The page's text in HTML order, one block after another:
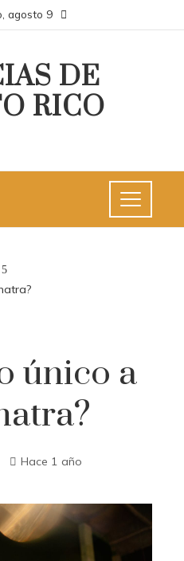
agosto 9
DE
RICO
único a
Hace 1 año